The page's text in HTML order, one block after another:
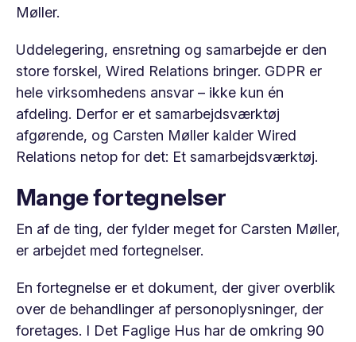
Møller.
Uddelegering, ensretning og samarbejde er den
store forskel, Wired Relations bringer. GDPR er
hele virksomhedens ansvar – ikke kun én
afdeling. Derfor er et samarbejdsværktøj
afgørende, og Carsten Møller kalder Wired
Relations netop for det: Et samarbejdsværktøj.
Mange fortegnelser
En af de ting, der fylder meget for Carsten Møller,
er arbejdet med fortegnelser.
En fortegnelse er et dokument, der giver overblik
over de behandlinger af personoplysninger, der
foretages. I Det Faglige Hus har de omkring 90